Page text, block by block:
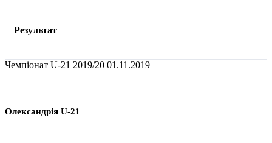
Результат
Чемпіонат U-21 2019/20 01.11.2019
Олександрія U-21